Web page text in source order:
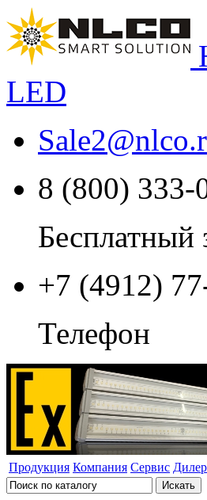
LED
Sale2@
8 (800) 333-
Бесплатный
+7 (4912)
Телефон
Продукция Компания Сервис